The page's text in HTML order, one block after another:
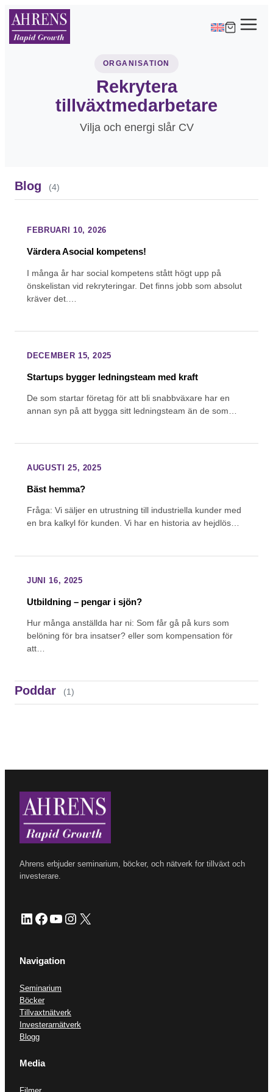
ORGANISATION
Rekrytera
tillväxtmedarbetare
Vilja och energi slår CV
Blog (4)
FEBRUARI 10, 2026
Värdera Asocial kompetens!
I många år har social kompetens stått högt upp på
önskelistan vid rekryteringar. Det finns jobb som absolut
kräver det.…
DECEMBER 15, 2025
Startups bygger ledningsteam med kraft
De som startar företag för att bli snabbväxare har en
annan syn på att bygga sitt ledningsteam än de som…
AUGUSTI 25, 2025
Bäst hemma?
Fråga: Vi säljer en utrustning till industriella kunder med
en bra kalkyl för kunden. Vi har en historia av hejdlös…
JUNI 16, 2025
Utbildning – pengar i sjön?
Hur många anställda har ni: Som får gå på kurs som
belöning för bra insatser? eller som kompensation för
att…
Poddar (1)
TYDLIGHET SKAPAR TILLVÄXT, MED SAM ASTON,
NETSET
Ahrens erbjuder seminarium, böcker, och nätverk for tillväxt och
investerare.
LinkedIn
Facebook
YouTube
Instagram
X
Navigation
Seminarium
Böcker
Tillvaxtnätverk
Investerarnätverk
Blogg
Media